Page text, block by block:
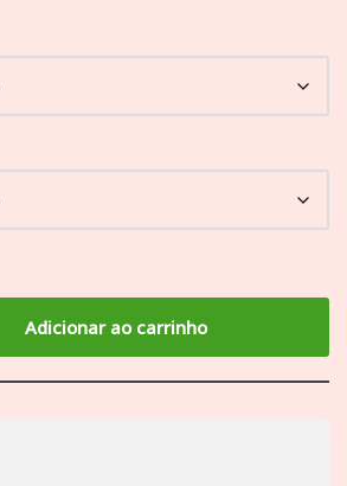
Adicionar ao carrinho